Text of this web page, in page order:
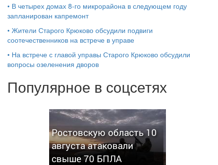
• В четырех домах 8-го микрорайона в следующем году
запланирован капремонт
• Жители Старого Крюково обсудили подвиги
соотечественников на встрече в управе
• На встрече с главой управы Старого Крюково обсудили
вопросы озеленения дворов
Популярное в соцсетях
Ростовскую область 10
августа атаковали
свыше 70 БПЛА